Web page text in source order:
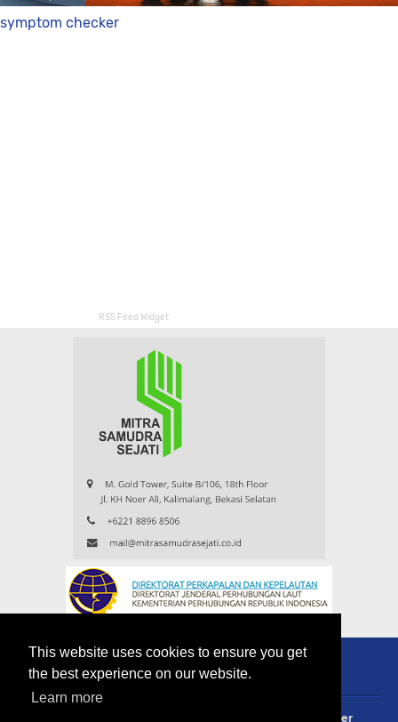
This website uses cookies to ensure you get
the best experience on our website.
Learn more
symptom checker
RSS Feed Widget
Disclaimer